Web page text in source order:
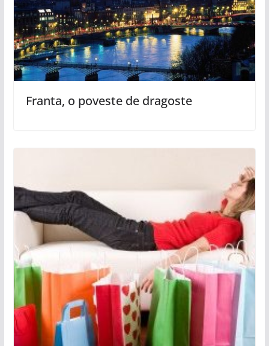
Franta, o poveste de dragoste